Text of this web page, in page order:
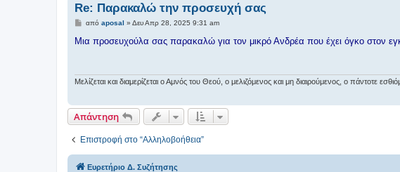
Re: Παρακαλώ την προσευχή σας
Δ
μ
υ
από aposal » Δευ Απρ 28, 2025 9:31 am
Μια προσευχούλα σας παρακαλώ για τον μικρό Ανδρέα που έχει όγκο στον
Μελίζεται και διαμερίζεται ο Αμνός του Θεού, ο μελιζόμενος και μη διαιρούμενος, ο πάντοτε
Απάντηση
Επιστροφή στο “Αλληλοβοήθεια”
Ευρετήριο Δ. Συζήτησης